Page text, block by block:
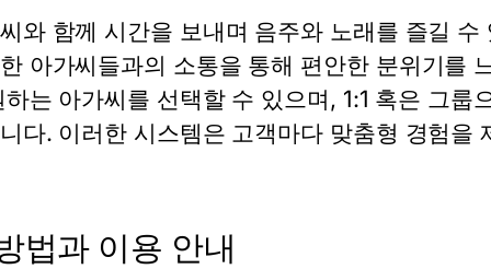
와 함께 시간을 보내며 음주와 노래를 즐길
아가씨들과의 소통을 통해 편안한 분위기를
는 아가씨를 선택할 수 있으며, 1:1 혹은 그룹
다. 이러한 시스템은 고객마다 맞춤형 경험을
법과 이용 안내